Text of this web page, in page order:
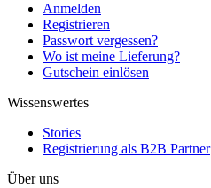
Anmelden
Registrieren
Passwort vergessen?
Wo ist meine Lieferung?
Gutschein einlösen
Wissenswertes
Stories
Registrierung als B2B Partner
Über uns